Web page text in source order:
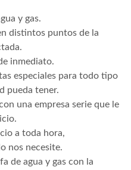
y gas.
distintos puntos de la
inmediato.
especiales para todo tipo
pueda tener.
una empresa serie que le
a toda hora,
nos necesite.
de agua y gas con la